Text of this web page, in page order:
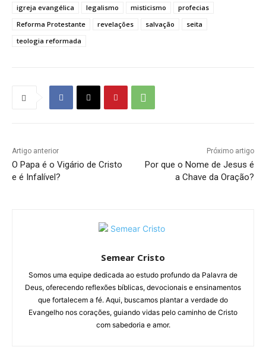
igreja evangélica
legalismo misticismo
profecias
Reforma Protestante
revelações salvação
seita
teologia reformada
Artigo anterior
O Papa é o Vigário de Cristo
e é Infalível?
Próximo artigo
Por que o Nome de Jesus é
a Chave da Oração?
Semear Cristo
Somos uma equipe dedicada ao estudo profundo da Palavra de
Deus, oferecendo reflexões bíblicas, devocionais e ensinamentos
que fortalecem a fé. Aqui, buscamos plantar a verdade do
Evangelho nos corações, guiando vidas pelo caminho de Cristo
com sabedoria e amor.